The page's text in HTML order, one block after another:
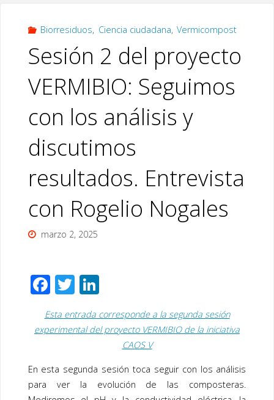
Biorresiduos, Ciencia ciudadana, Vermicompost
Sesión 2 del proyecto
VERMIBIO: Seguimos
con los análisis y
discutimos
resultados. Entrevista
con Rogelio Nogales
marzo 2, 2025
F
ac
e
b
o
o
T
wi
tt
er
Li
k
e
dI
n
Esta entrada corresponde a la segunda sesión
experimental del proyecto VERMIBIO de la iniciativa
CAOS V
En esta segunda sesión toca seguir con los análisis
para ver la evolución de las composteras.